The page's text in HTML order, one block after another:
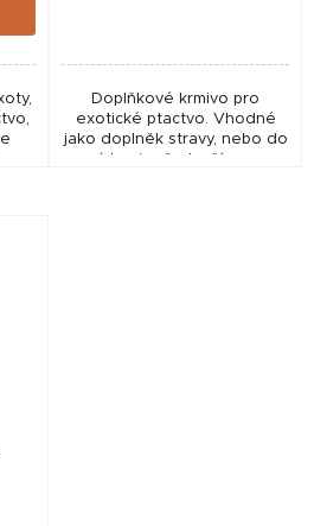
Doplňkové krmivo pro
exotické ptactvo. Vhodné
jako doplněk stravy, nebo do